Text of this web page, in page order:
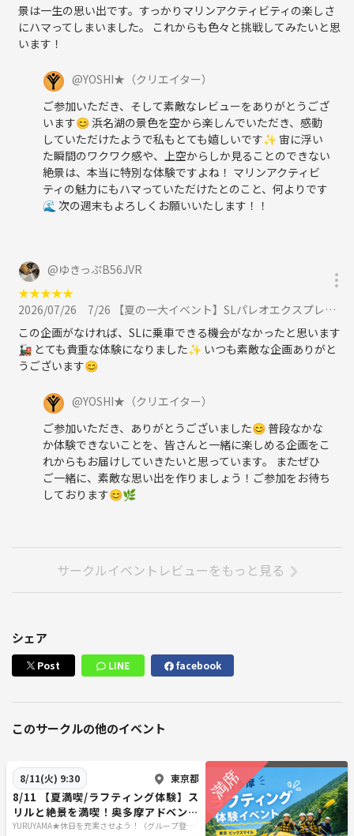
景は一生の思い出です。すっかりマリンアクティビティの楽しさ
にハマってしまいました。 これからも色々と挑戦してみたいと思
います！
@YOSHI★ （クリエイター）
ご参加いただき、そして素敵なレビューをありがとうござ
います😊 浜名湖の景色を空から楽しんでいただき、感動
していただけたようで私もとても嬉しいです✨ 宙に浮い
た瞬間のワクワク感や、上空からしか見ることのできない
絶景は、本当に特別な体験ですよね！ マリンアクティビ
ティの魅力にもハマっていただけたとのこと、何よりです
🌊 次の週末もよろしくお願いいたします！！
@ゆきっぷB56JVR
★★★★★
2026/07/26
7/26 【夏の一大イベント】SLパレオエクスプレスに乗って、「夏の秩父を満喫」、溶岩焼きBBQも楽しもう！に参加
この企画がなければ、SLに乗車できる機会がなかったと思います
🚂 とても貴重な体験になりました✨ いつも素敵な企画ありがと
うございます😊
@YOSHI★ （クリエイター）
ご参加いただき、ありがとうございました😊 普段なかな
か体験できないことを、皆さんと一緒に楽しめる企画をこ
れからもお届けしていきたいと思っています。 またぜひ
ご一緒に、素敵な思い出を作りましょう！ご参加をお待ち
しております😊🌿
サークルイベントレビューをもっと見る
シェア
Post LINE facebook
このサークルの他のイベント
8/11(火) 9:30 東京都
8/11 【夏満喫/ラフティング体験】ス
リルと絶景を満喫！奥多摩アドベンチ
ャーラフティング✨🏞️
YURUYAMA★休日を充実させよう！（グループ登山